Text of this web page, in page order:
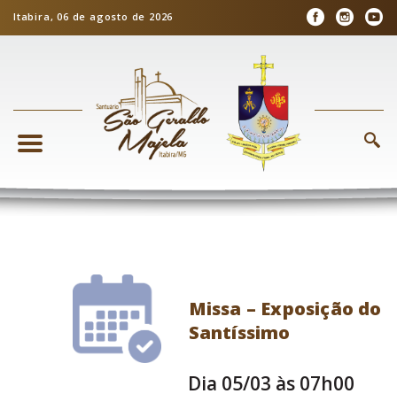
Itabira, 06 de agosto de 2026
Missa – Exposição do
Santíssimo
Dia 05/03 às 07h00